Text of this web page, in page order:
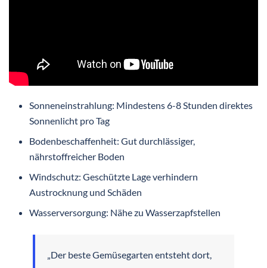
Sonneneinstrahlung: Mindestens 6-8 Stunden direktes
Sonnenlicht pro Tag
Bodenbeschaffenheit: Gut durchlässiger,
nährstoffreicher Boden
Windschutz: Geschützte Lage verhindern
Austrocknung und Schäden
Wasserversorgung: Nähe zu Wasserzapfstellen
„Der beste Gemüsegarten entsteht dort,